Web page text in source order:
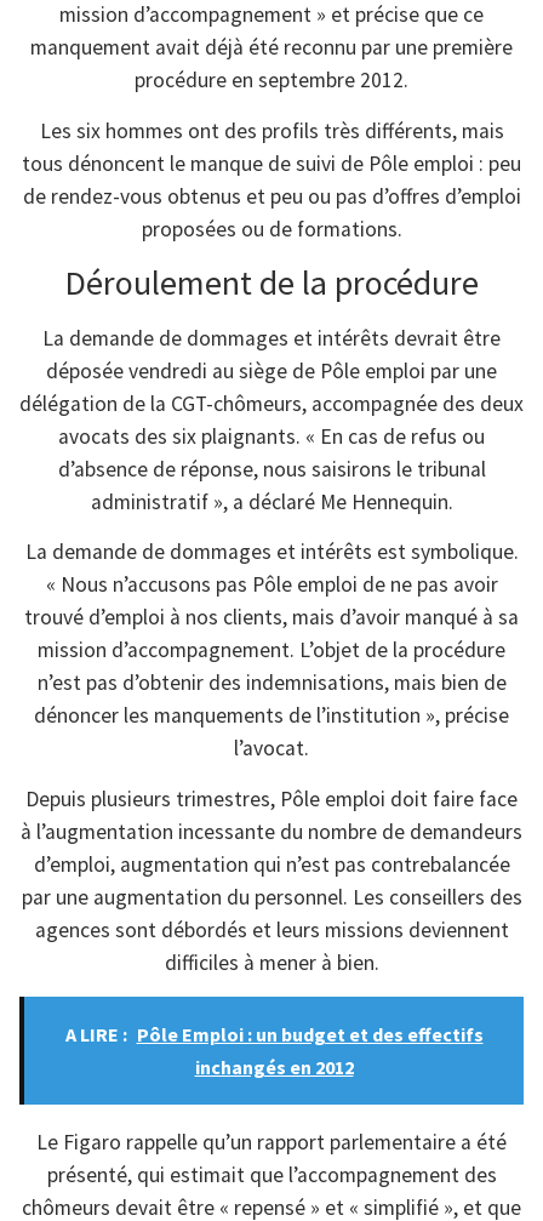
mission d’accompagnement » et précise que ce
manquement avait déjà été reconnu par une première
procédure en septembre 2012.
Les six hommes ont des profils très différents, mais
tous dénoncent le manque de suivi de Pôle emploi : peu
de rendez-vous obtenus et peu ou pas d’offres d’emploi
proposées ou de formations.
Déroulement de la procédure
La demande de dommages et intérêts devrait être
déposée vendredi au siège de Pôle emploi par une
délégation de la CGT-chômeurs, accompagnée des deux
avocats des six plaignants. « En cas de refus ou
d’absence de réponse, nous saisirons le tribunal
administratif », a déclaré Me Hennequin.
La demande de dommages et intérêts est symbolique.
« Nous n’accusons pas Pôle emploi de ne pas avoir
trouvé d’emploi à nos clients, mais d’avoir manqué à sa
mission d’accompagnement. L’objet de la procédure
n’est pas d’obtenir des indemnisations, mais bien de
dénoncer les manquements de l’institution », précise
l’avocat.
Depuis plusieurs trimestres, Pôle emploi doit faire face
à l’augmentation incessante du nombre de demandeurs
d’emploi, augmentation qui n’est pas contrebalancée
par une augmentation du personnel. Les conseillers des
agences sont débordés et leurs missions deviennent
difficiles à mener à bien.
A LIRE : Pôle Emploi : un budget et des effectifs
inchangés en 2012
Le Figaro rappelle qu’un rapport parlementaire a été
présenté, qui estimait que l’accompagnement des
chômeurs devait être « repensé » et « simplifié », et que